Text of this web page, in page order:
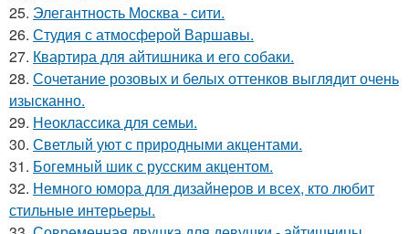
25. Элегантность Москва - сити.
26. Студия с атмосферой Варшавы.
27. Квартира для айтишника и его собаки.
28. Сочетание розовых и белых оттенков выглядит очень
изысканно.
29. Неоклассика для семьи.
30. Светлый уют с природными акцентами.
31. Богемный шик с русским акцентом.
32. Немного юмора для дизайнеров и всех, кто любит
стильные интерьеры.